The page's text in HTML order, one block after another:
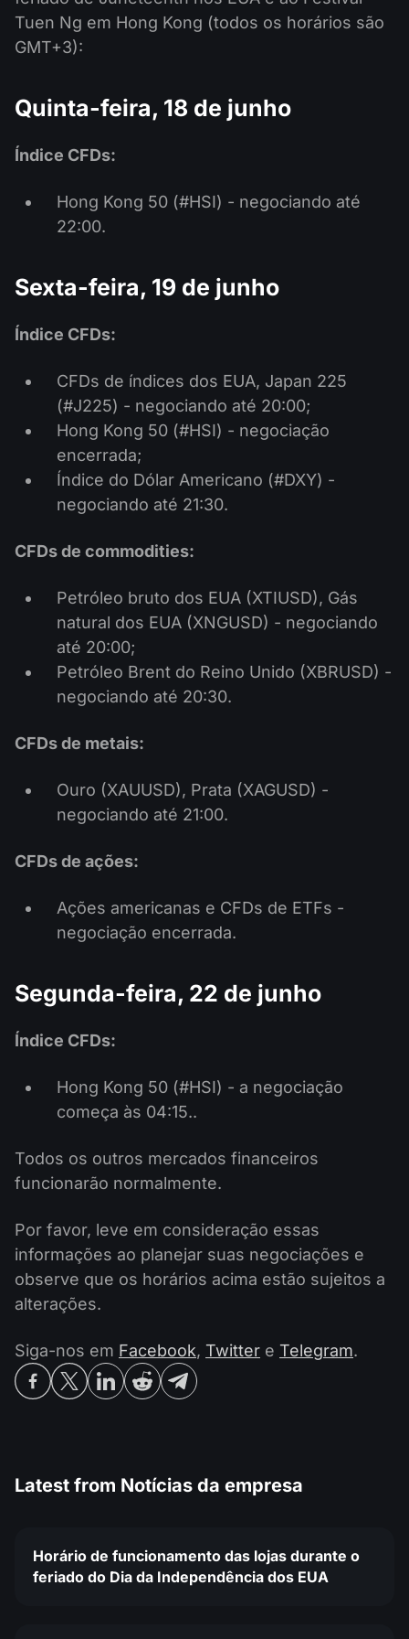
Tuen Ng em Hong Kong (todos os horários são
GMT+3):
Quinta-feira, 18 de junho
Índice CFDs:
Hong Kong 50 (#HSI) - negociando até
22:00.
Sexta-feira, 19 de junho
Índice CFDs:
CFDs de índices dos EUA, Japan 225
(#J225) - negociando até 20:00;
Hong Kong 50 (#HSI) - negociação
encerrada;
Índice do Dólar Americano (#DXY) -
negociando até 21:30.
CFDs de commodities:
Petróleo bruto dos EUA (XTIUSD), Gás
natural dos EUA (XNGUSD) - negociando
até 20:00;
Petróleo Brent do Reino Unido (XBRUSD) -
negociando até 20:30.
CFDs de metais:
Ouro (XAUUSD), Prata (XAGUSD) -
negociando até 21:00.
CFDs de ações:
Ações americanas e CFDs de ETFs -
negociação encerrada.
Segunda-feira, 22 de junho
Índice CFDs:
Hong Kong 50 (#HSI) - a negociação
começa às 04:15..
Todos os outros mercados financeiros
funcionarão normalmente.
Por favor, leve em consideração essas
informações ao planejar suas negociações e
observe que os horários acima estão sujeitos a
alterações.
Siga-nos em Facebook, Twitter e Telegram.
Latest from Notícias da empresa
Horário de funcionamento das lojas durante o
feriado do Dia da Independência dos EUA